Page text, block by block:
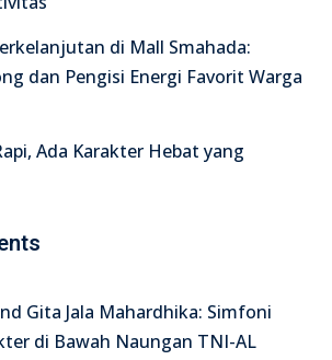
di Mall Smahada:
dan Pengisi Energi Favorit Warga
Ada Karakter Hebat yang
Gita Jala Mahardhika: Simfoni
di Bawah Naungan TNI-AL